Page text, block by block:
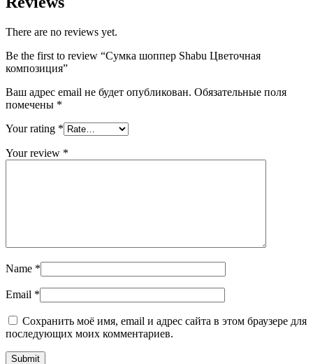
There are no reviews yet.
Be the first to review “Сумка шоппер Shabu Цветочная
композиция”
Ваш адрес email не будет опубликован. Обязательные поля
помечены *
Your rating *
Your review *
Name *
Email *
Сохранить моё имя, email и адрес сайта в этом браузере для
последующих моих комментариев.